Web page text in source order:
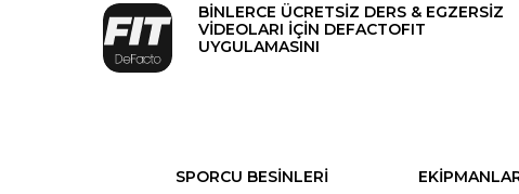
BİNLERCE ÜCRETSİZ DERS & EGZERSİZ
VİDEOLARI İÇİN DEFACTOFIT
UYGULAMASINI
SPORCU BESİNLERİ